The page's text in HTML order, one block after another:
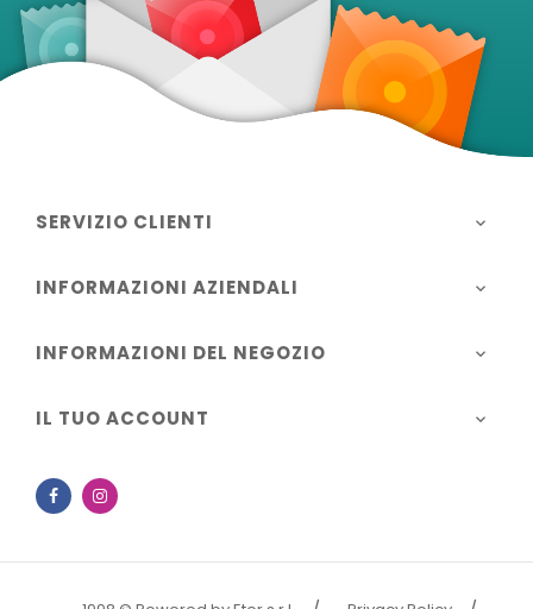
SERVIZIO CLIENTI 
INFORMAZIONI AZIENDALI 
INFORMAZIONI DEL NEGOZIO 
IL TUO ACCOUNT 
Facebook